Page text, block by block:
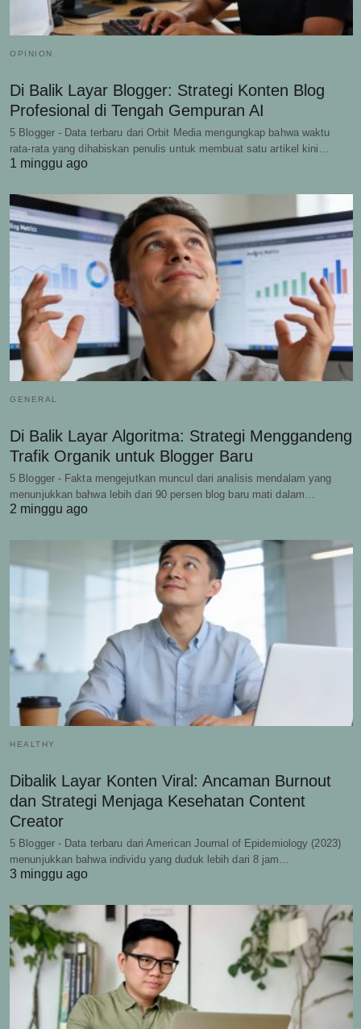
OPINION
Di Balik Layar Blogger: Strategi Konten Blog
Profesional di Tengah Gempuran AI
5 Blogger - Data terbaru dari Orbit Media mengungkap bahwa waktu
rata-rata yang dihabiskan penulis untuk membuat satu artikel kini…
1 minggu ago
GENERAL
Di Balik Layar Algoritma: Strategi Menggandeng
Trafik Organik untuk Blogger Baru
5 Blogger - Fakta mengejutkan muncul dari analisis mendalam yang
menunjukkan bahwa lebih dari 90 persen blog baru mati dalam…
2 minggu ago
HEALTHY
Dibalik Layar Konten Viral: Ancaman Burnout
dan Strategi Menjaga Kesehatan Content
Creator
5 Blogger - Data terbaru dari American Journal of Epidemiology (2023)
menunjukkan bahwa individu yang duduk lebih dari 8 jam…
3 minggu ago